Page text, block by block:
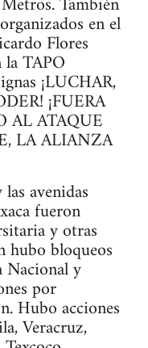
en el
Flores
TAPO
¡LUCHAR,
¡FUERA
AL ATAQUE
LA ALIANZA
avenidas
fueron
y otras
hubo bloqueos
Nacional y
por
Hubo acciones
Veracruz,